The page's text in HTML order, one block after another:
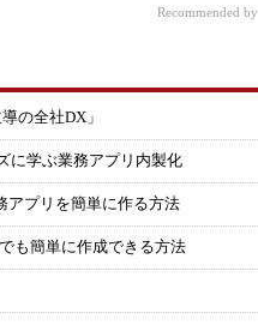
Recommended by
の全社DX」
に学ぶ業務アプリ内製化
アプリを簡単に作る方法
も簡単に作成できる方法